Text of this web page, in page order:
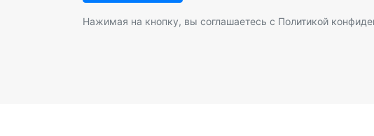
Нажимая на кнопку, вы соглашаетесь с Политикой